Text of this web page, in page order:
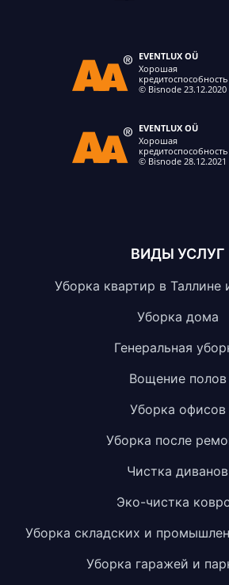
ВИДЫ УСЛУГ
Уборка квартир в Таллине
Уборка дома
Генеральная
Вощение полов
Уборка офисов
Уборка после
Чистка диванов
Эко-чистка
Уборка складских и
Уборка гаражей и